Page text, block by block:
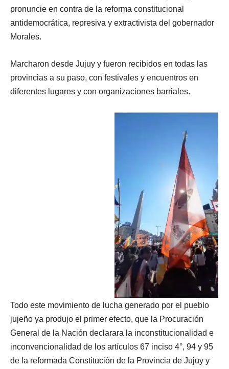
pronuncie en contra de la reforma constitucional
antidemocrática, represiva y extractivista del gobernador
Morales.
Marcharon desde Jujuy y fueron recibidos en todas las
provincias a su paso, con festivales y encuentros en
diferentes lugares y con organizaciones barriales.
Todo este movimiento de lucha generado por el pueblo
jujeño ya produjo el primer efecto, que la Procuración
General de la Nación declarara la inconstitucionalidad e
inconvencionalidad de los artículos 67 inciso 4°, 94 y 95
de la reformada Constitución de la Provincia de Jujuy y